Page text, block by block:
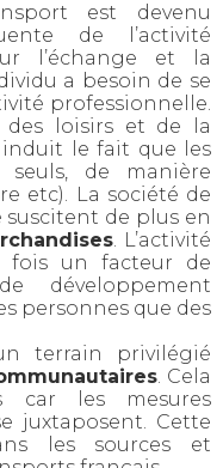
est devenu
de l’activité
l’échange et la
a besoin de se
professionnelle.
des loisirs et de la
le fait que les
seuls, de manière
etc). La société de
de plus en
. L’activité
fois un facteur de
développement
personnes que des
terrain privilégié
. Cela
car les mesures
juxtaposent. Cette
les sources et